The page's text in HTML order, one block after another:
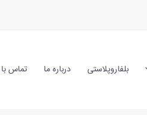
بلفاروپلاستی درباره ما تماس با